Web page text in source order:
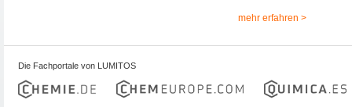
mehr erfahren >
Die Fachportale von LUMITOS